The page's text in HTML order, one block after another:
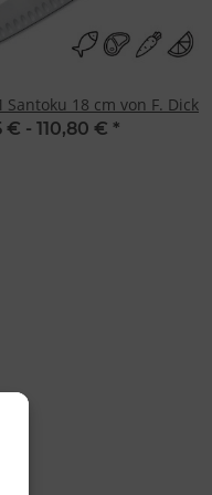
Santoku 18 cm von F. Dick
€ - 110,80 € *